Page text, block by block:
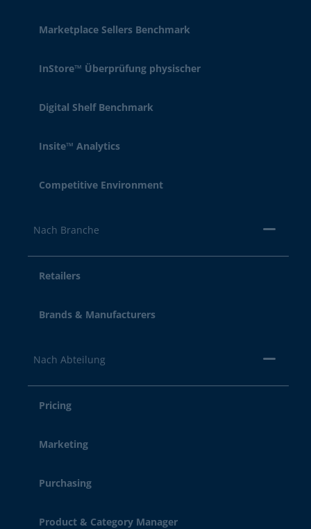
Marketplace Sellers Benchmark
InStore™ Überprüfung physischer
Digital Shelf Benchmark
Insite™ Analytics
Competitive Environment
Nach Branche
Retailers
Brands & Manufacturers
Nach Abteilung
Pricing
Marketing
Purchasing
Product & Category Manager